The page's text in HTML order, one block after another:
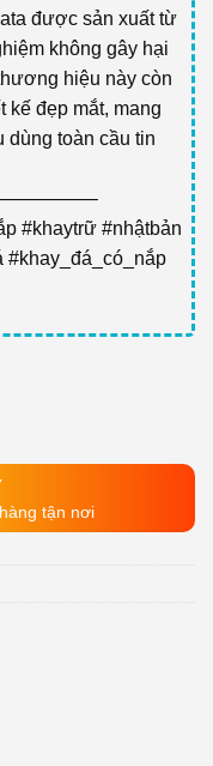
được sản xuất từ
không gây hại
hiệu này còn
kế đẹp mắt, mang
toàn cầu tin
#khaytrữ #nhậtbản
#khay_đá_có_nắp
tận nơi